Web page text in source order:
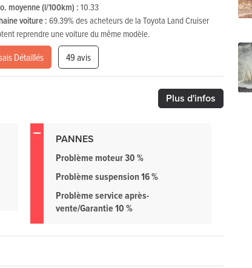
moyenne (l/100km) :10.33
voiture :69.39% des acheteurs de la Toyota Land Cruiser
reprendre une voiture du même modèle.
Détaillés 49 avis
Plus d'infos
PANNES
Problème moteur 30 %
Problème suspension 16 %
Problème service après-
vente/Garantie 10 %